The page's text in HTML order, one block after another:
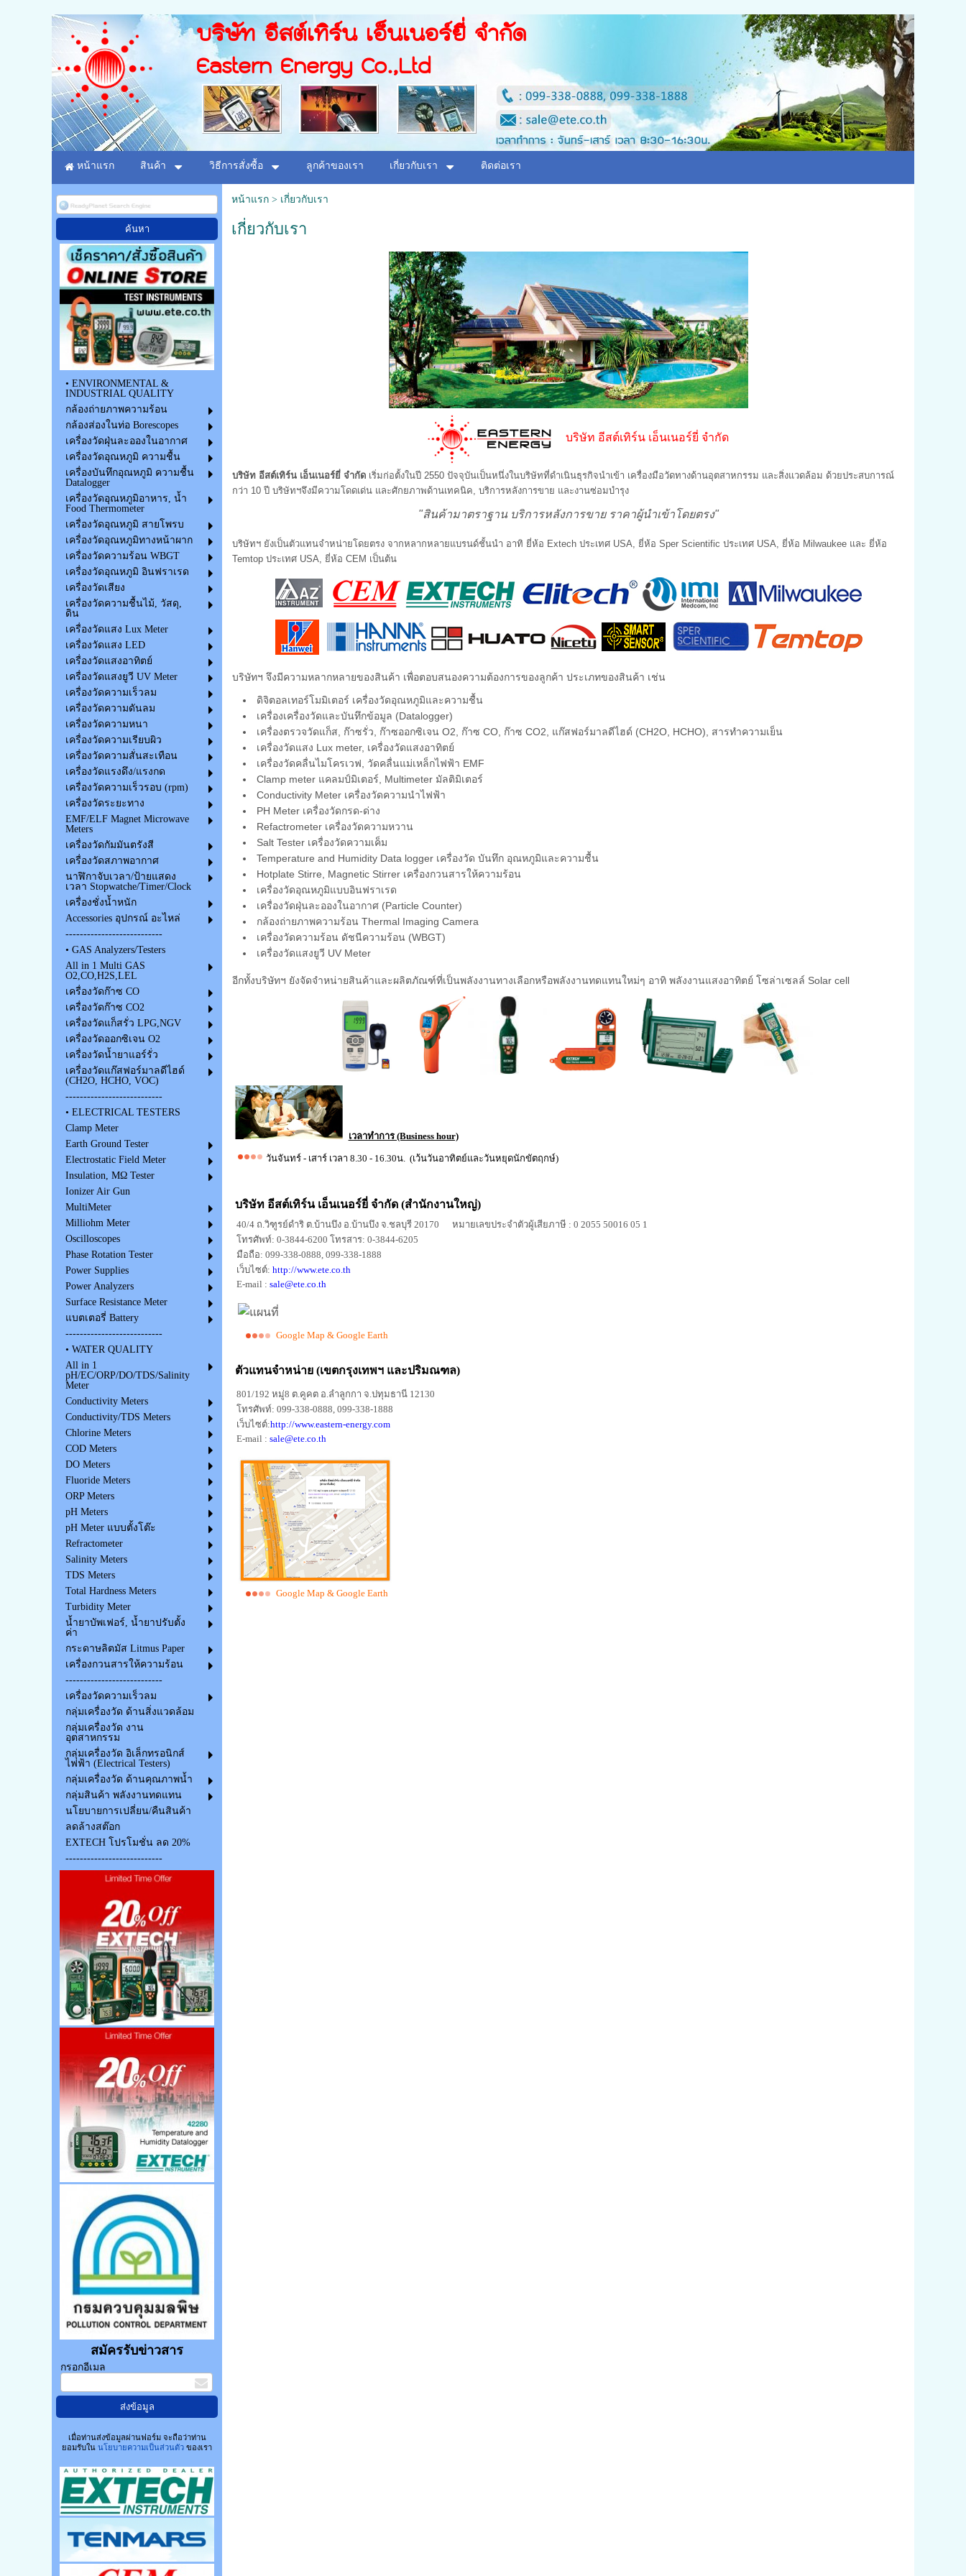
บริษัท อีสต์เทิร์น เอ็นเนอร์ยี่ จำกัด
Eastern Energy Co.,Ltd
หน้าแรก สินค้า วิธีการสั่งซื้อ ลูกค้าของเรา เกี่ยวกับเรา ติดต่อเรา
• ENVIRONMENTAL &
INDUSTRIAL QUALITY
กล้องถ่ายภาพความร้อน
กล้องส่องในท่อ Borescopes
เครื่องวัดฝุ่นละอองในอากาศ
เครื่องวัดอุณหภูมิ ความชื้น
เครื่องบันทึกอุณหภูมิ ความชื้น
Datalogger
เครื่องวัดอุณหภูมิอาหาร, น้ำ
Food Thermometer
เครื่องวัดอุณหภูมิ สายโพรบ
เครื่องวัดอุณหภูมิทางหน้าผาก
เครื่องวัดความร้อน WBGT
เครื่องวัดอุณหภูมิ อินฟราเรด
เครื่องวัดเสียง
เครื่องวัดความชื้นไม้, วัสดุ,
ดิน
เครื่องวัดแสง Lux Meter
เครื่องวัดแสง LED
เครื่องวัดแสงอาทิตย์
เครื่องวัดแสงยูวี UV Meter
เครื่องวัดความเร็วลม
เครื่องวัดความดันลม
เครื่องวัดความหนา
เครื่องวัดความเรียบผิว
เครื่องวัดความสั่นสะเทือน
เครื่องวัดแรงดึง/แรงกด
เครื่องวัดความเร็วรอบ (rpm)
เครื่องวัดระยะทาง
EMF/ELF Magnet Microwave
Meters
เครื่องวัดกัมมันตรังสี
เครื่องวัดสภาพอากาศ
นาฬิกาจับเวลา/ป้ายแสดง
เวลา Stopwatche/Timer/Clock
เครื่องชั่งน้ำหนัก
Accessories อุปกรณ์ อะไหล่
---------------------------
• GAS Analyzers/Testers
All in 1 Multi GAS
O2,CO,H2S,LEL
เครื่องวัดก๊าซ CO
เครื่องวัดก๊าซ CO2
เครื่องวัดแก็สรั่ว LPG,NGV
เครื่องวัดออกซิเจน O2
เครื่องวัดน้ำยาแอร์รั่ว
เครื่องวัดแก๊สฟอร์มาลดีไฮด์
(CH2O, HCHO, VOC)
---------------------------
• ELECTRICAL TESTERS
Clamp Meter
Earth Ground Tester
Electrostatic Field Meter
Insulation, MΩ Tester
Ionizer Air Gun
MultiMeter
Milliohm Meter
Oscilloscopes
Phase Rotation Tester
Power Supplies
Power Analyzers
Surface Resistance Meter
แบตเตอรี่ Battery
---------------------------
• WATER QUALITY
All in 1
pH/EC/ORP/DO/TDS/Salinity
Meter
Conductivity Meters
Conductivity/TDS Meters
Chlorine Meters
COD Meters
DO Meters
Fluoride Meters
ORP Meters
pH Meters
pH Meter แบบตั้งโต๊ะ
Refractometer
Salinity Meters
TDS Meters
Total Hardness Meters
Turbidity Meter
น้ำยาบัพเฟอร์, น้ำยาปรับตั้ง
ค่า
กระดาษลิตมัส Litmus Paper
เครื่องกวนสารให้ความร้อน
---------------------------
เครื่องวัดความเร็วลม
กลุ่มเครื่องวัด ด้านสิ่งแวดล้อม
กลุ่มเครื่องวัด งาน
อุตสาหกรรม
กลุ่มเครื่องวัด อิเล็กทรอนิกส์
ไฟฟ้า (Electrical Testers)
กลุ่มเครื่องวัด ด้านคุณภาพน้ำ
กลุ่มสินค้า พลังงานทดแทน
นโยบายการเปลี่ยน/คืนสินค้า
ลดล้างสต๊อก
EXTECH โปรโมชั่น ลด 20%
---------------------------
สมัครรับข่าวสาร
กรอกอีเมล
เมื่อท่านส่งข้อมูลผ่านฟอร์ม จะถือว่าท่าน
ยอมรับใน นโยบายความเป็นส่วนตัวของเรา
หน้าแรก> เกี่ยวกับเรา
เกี่ยวกับเรา
บริษัท อีสต์เทิร์น เอ็นเนอร์ยี่ จำกัด
บริษัท อีสต์เทิร์น เอ็นเนอร์ยี่ จำกัดเริ่มก่อตั้งในปี 2550 ปัจจุบันเป็นหนึ่งในบริษัทที่ดำเนินธุรกิจนำเข้า เครื่องมือวัดทางด้านอุตสาหกรรม และสิ่งแวดล้อม ด้วยประสบการณ์
กว่า 10 ปี บริษัทฯจึงมีความโดดเด่น และศักยภาพด้านเทคนิค, บริการหลังการขาย และงานซ่อมบำรุง
"สินค้ามาตราฐาน บริการหลังการขาย ราคาผู้นำเข้าโดยตรง"
บริษัทฯ ยังเป็นตัวแทนจำหน่ายโดยตรง จากหลากหลายแบรนด์ชั้นนำ อาทิ ยี่ห้อ Extech ประเทศ USA, ยี่ห้อ Sper Scientific ประเทศ USA, ยี่ห้อ Milwaukee และ ยี่ห้อ
Temtop ประเทศ USA, ยี่ห้อ CEM เป็นต้น
บริษัทฯ จึงมีความหลากหลายของสินค้า เพื่อตอบสนองความต้องการของลูกค้า ประเภทของสินค้า เช่น
ดิจิตอลเทอร์โมมิเตอร์ เครื่องวัดอุณหภูมิและความชื้น
เครื่องเครื่องวัดและบันทึกข้อมูล (Datalogger)
เครื่องตรวจวัดแก็ส, ก๊าซรั่ว, ก๊าซออกซิเจน O2, ก๊าซ CO, ก๊าซ CO2, แก๊สฟอร์มาลดีไฮด์ (CH2O, HCHO), สารทำความเย็น
เครื่องวัดแสง Lux meter, เครื่องวัดแสงอาทิตย์
เครื่องวัดคลื่นไมโครเวฟ, วัดคลื่นแม่เหล็กไฟฟ้า EMF
Clamp meter แคลมป์มิเตอร์, Multimeter มัลติมิเตอร์
Conductivity Meter เครื่องวัดความนำไฟฟ้า
PH Meter เครื่องวัดกรด-ด่าง
Refactrometer เครื่องวัดความหวาน
Salt Tester เครื่องวัดความเค็ม
Temperature and Humidity Data logger เครื่องวัด บันทึก อุณหภูมิและความชื้น
Hotplate Stirre, Magnetic Stirrer เครื่องกวนสารให้ความร้อน
เครื่องวัดอุณหภูมิแบบอินฟราเรด
เครื่องวัดฝุ่นละอองในอากาศ (Particle Counter)
กล้องถ่ายภาพความร้อน Thermal Imaging Camera
เครื่องวัดความร้อน ดัชนีความร้อน (WBGT)
เครื่องวัดแสงยูวี UV Meter
อีกทั้งบริษัทฯ ยังจัดจำหน่ายสินค้าและผลิตภัณฑ์ที่เป็นพลังงานทางเลือกหรือพลังงานทดแทนใหม่ๆ อาทิ พลังงานแสงอาทิตย์ โซล่าเซลล์ Solar cell
เวลาทำการ (Business hour)
วันจันทร์ - เสาร์ เวลา 8.30 - 16.30น. (เว้นวันอาทิตย์และวันหยุดนักขัตฤกษ์)
บริษัท อีสต์เทิร์น เอ็นเนอร์ยี่ จำกัด (สำนักงานใหญ่)
40/4 ถ.วิฑูรย์ดำริ ต.บ้านบึง อ.บ้านบึง จ.ชลบุรี 20170
หมายเลขประจำตัวผู้เสียภาษี : 0 2055 50016 05 1
โทรศัพท์: 0-3844-6200 โทรสาร: 0-3844-6205
มือถือ: 099-338-0888, 099-338-1888
เว็บไซต์: http://www.ete.co.th
E-mail : sale@ete.co.th
Google Map & Google Earth
ตัวแทนจำหน่าย (เขตกรุงเทพฯ และปริมณฑล)
801/192 หมู่8 ต.คูคต อ.ลำลูกกา จ.ปทุมธานี 12130
โทรศัพท์: 099-338-0888, 099-338-1888
เว็บไซต์:http://www.eastern-energy.com
E-mail : sale@ete.co.th
Google Map & Google Earth